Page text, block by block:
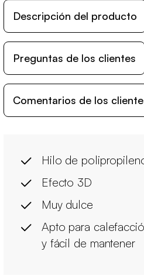
Descripción del producto
Preguntas de los clientes
Comentarios de los
Hilo de
Efecto 3D
Muy dulce
Apto para
y fácil de mantener